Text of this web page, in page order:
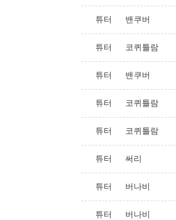
튜터 밴쿠버
튜터 코퀴틀람
튜터 밴쿠버
튜터 코퀴틀람
튜터 코퀴틀람
튜터 써리
튜터 버나비
튜터 버나비